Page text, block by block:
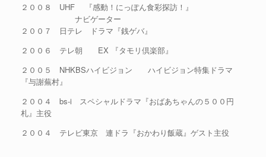
２００８ UHF 『感動！にっぽん食彩探訪！』
ナビゲーター
２００７ 日テレ ドラマ『銭ゲバ』
２００６ テレ朝 EX 『タモリ倶楽部』
２００５ NHKBSハイビジョン ハイビジョン特集ドラマ
『与謝蕪村』
２００４ bs-i スペシャルドラマ『おばあちゃんの５００円
札』主役
２００４ テレビ東京 連ドラ『おかわり飯蔵』ゲスト主役